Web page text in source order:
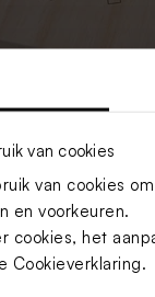
van cookies
van cookies
en voorkeuren.
cookies, het
Cookieverklaring.
met getekende
tekst